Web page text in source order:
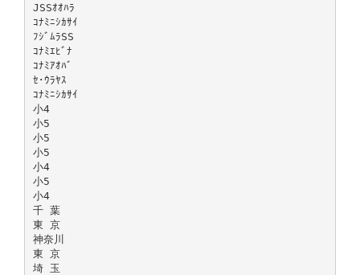
JSSｵｵﾊﾗ
ｺﾅﾐﾆｼｶｻｲ
ﾌｼﾞﾑﾗSS
ｺﾅﾐｴﾋﾞﾅ
ｺﾅﾐｱｵﾊﾞ
ｾ･ｳﾗﾔｽ
ｺﾅﾐﾆｼｶｻｲ
小4
小5
小5
小5
小4
小5
小4
千 葉
東 京
神奈川
東 京
埼 玉